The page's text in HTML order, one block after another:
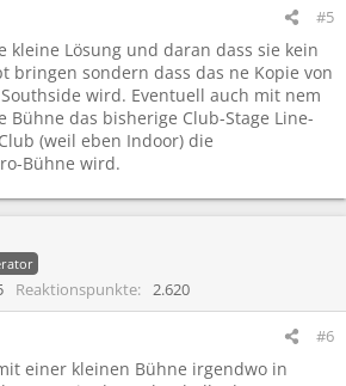
#5
kleine Lösung und daran dass sie kein
bringen sondern dass das ne Kopie von
wird. Eventuell auch mit nem
Bühne das bisherige Club-Stage Line-
(weil eben Indoor) die
Bühne wird.
Reaktionspunkte 2.620
#6
einer kleinen Bühne irgendwo in